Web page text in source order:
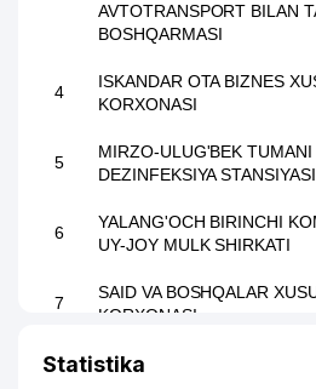
AVTOTRANSPORT BILAN
BOSHQARMASI
4
ISKANDAR OTA BIZNES
KORXONASI
5
MIRZO-ULUG'BEK TUMANI
DEZINFEKSIYA STANSIYASI
6
YALANG'OCH BIRINCHI
UY-JOY MULK SHIRKATI
7
SAID VA BOSHQALAR
KORXONASI
8
GORNAYA LAVANDA UY-
Statistika